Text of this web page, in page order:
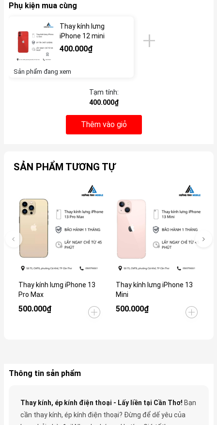
Phụ kiện mua cùng
Thay kính lưng
iPhone 12 mini
400.000₫
Sản phẩm đang xem
Tạm tính:
400.000₫
Thêm vào giỏ
SẢN PHẨM TƯƠNG TỰ
Thay kính lưng iPhone 13
Pro Max
500.000₫
Thay kính lưng iPhone 13
Mini
500.000₫
Thông tin sản phẩm
Thay kính, ép kính điện thoại - Lấy liền tại Cần Thơ! Bạn
cần thay kính, ép kính điện thoại? Đừng để dế yêu của